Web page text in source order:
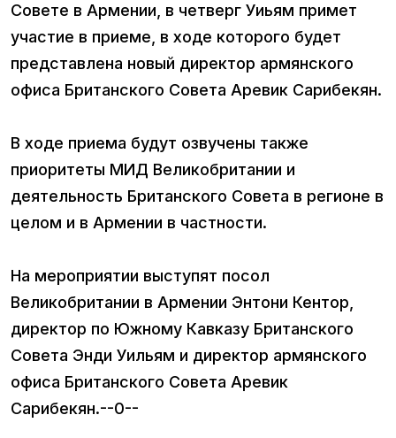
Совете в Армении, в четверг Уиьям примет
участие в приеме, в ходе которого будет
представлена новый директор армянского
офиса Британского Совета Аревик Сарибекян.
В ходе приема будут озвучены также
приоритеты МИД Великобритании и
деятельность Британского Совета в регионе в
целом и в Армении в частности.
На мероприятии выступят посол
Великобритании в Армении Энтони Кентор,
директор по Южному Кавказу Британского
Совета Энди Уильям и директор армянского
офиса Британского Совета Аревик
Сарибекян.--0--